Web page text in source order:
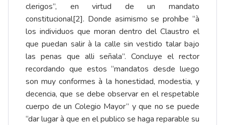
clerigos”, en virtud de un mandato
constitucional[2]. Donde asimismo se prohíbe “à
los individuos que moran dentro del Claustro el
que puedan salir à la calle sin vestido talar bajo
las penas que alli señala”. Concluye el rector
recordando que estos “mandatos desde luego
son muy conformes à la honestidad, modestia, y
decencia, que se debe observar en el respetable
cuerpo de un Colegio Mayor” y que no se puede
“dar lugar à que en el publico se haga reparable su